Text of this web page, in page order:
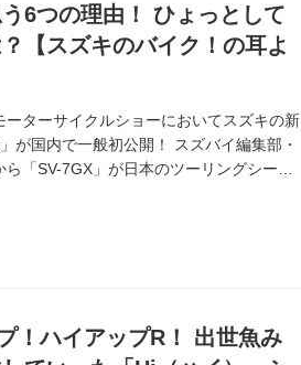
6つの理由！ ひょっとして
【スズキのバイク！の耳よ
ターサイクルショーにおいてスズキの新
が国内で一般初公開！ スズバイ編集部・
「SV-7GX」が日本のツーリングシーン
！ハイアップR！ 出世魚み